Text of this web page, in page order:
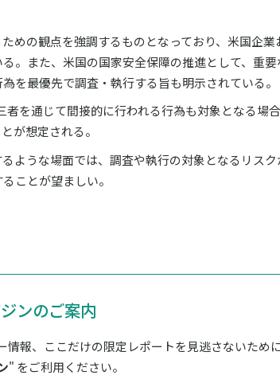
めの観点を強調するものとなっており、米国企業
。また、米国の国家安全保障の推進として、重
を最優先で調査・執行する旨も明示されている。
を通じて間接的に行われる行為も対象となる場合
が想定される。
ような場面では、調査や執行の対象となるリスク
ことが望ましい。
ンのご案内
報、ここだけの限定レポートを見逃さないために
" をご利用ください。